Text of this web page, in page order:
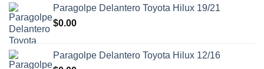
Paragolpe Delantero Toyota Hilux 19/21
$0.00
Paragolpe Delantero Toyota Hilux 12/16